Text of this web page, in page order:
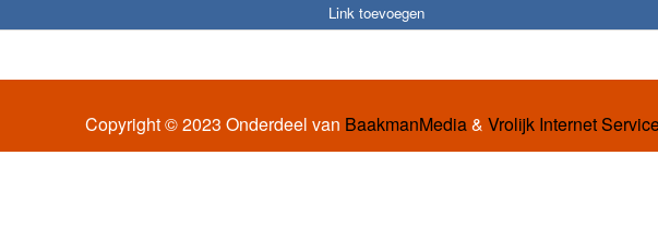
Link toevoegen
Copyright © 2023 Onderdeel van BaakmanMedia& Vrolijk Internet